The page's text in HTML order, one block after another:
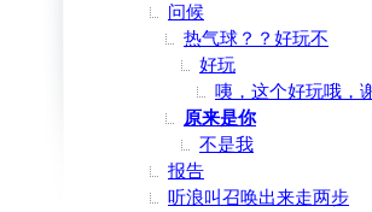
问候
热气球？？好玩不
好玩
咦，这个好玩哦，
原来是你
不是我
报告
听浪叫召唤出来走两步